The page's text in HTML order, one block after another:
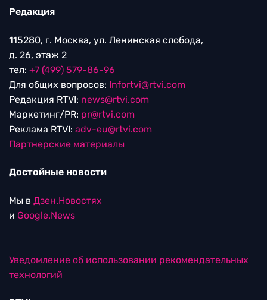
Редакция
115280, г. Москва, ул. Ленинская слобода,
д. 26, этаж 2
тел: +7 (499) 579-86-96
Для общих вопросов: Infortvi@rtvi.com
Редакция RTVI: news@rtvi.com
Маркетинг/PR: pr@rtvi.com
Реклама RTVI: adv-eu@rtvi.com
Партнерские материалы
Достойные новости
Мы в Дзен.Новостях
и Google.News
Уведомление об использовании рекомендательных
технологий